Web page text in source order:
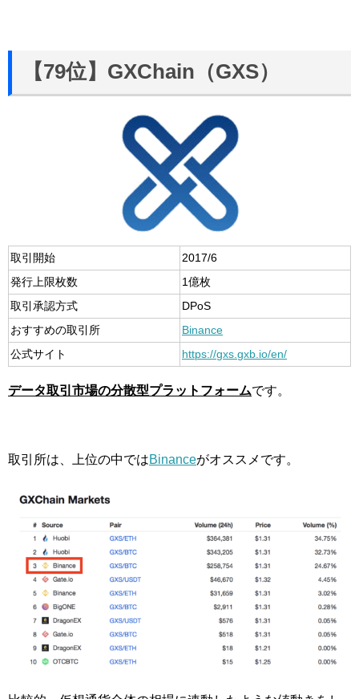
【79位】GXChain（GXS）
取引開始
2017/6
発行上限枚数
1億枚
取引承認方式
DPoS
おすすめの取引所
Binance
公式サイト
https://gxs.gxb.io/en/
データ取引市場の分散型プラットフォームです。
取引所は、上位の中ではBinanceがオススメです。